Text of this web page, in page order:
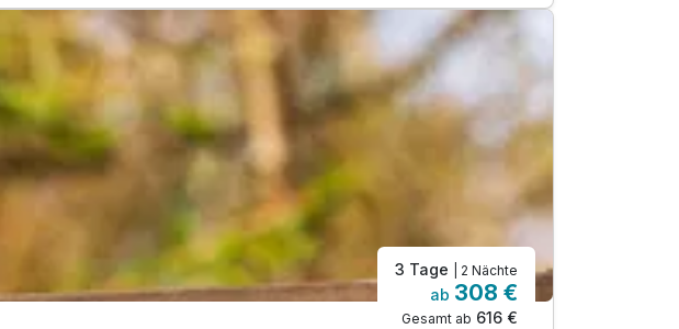
3 Tage | 2 Nächte
ab 308 €
Gesamt ab 616 €